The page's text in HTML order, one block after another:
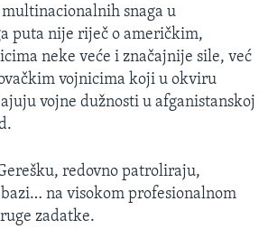
snaga u
puta nije riječ o američkim,
neke veće i značajnije sile, već
vojnicima koji u okviru
vojne dužnosti u afganistanskoj
redovno patroliraju,
na visokom profesionalnom
zadatke.